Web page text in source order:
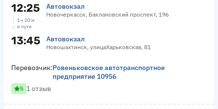
12:25 Автовокзал
Новочеркасск, Баклановский проспект, 196
1 ч 20 м
в пути
13:45 Автовокзал
Новошахтинск, улицаХарьковская, 81
Перевозчик:Ровеньковское автотранспортное
предприятие 10956
5 1 отзыв